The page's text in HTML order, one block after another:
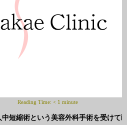
Reading Time: < 1 minute
短縮術という美容外科手術を受けて